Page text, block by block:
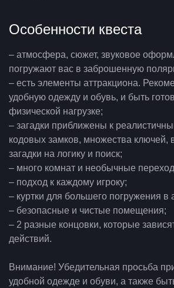
Особенности квеста
– атмосфера, сюжет, звуковое
погружают вас в заброшенную
– есть элементы аттракциона.
удобную одежду и обувь, и быть
физической нагрузке;
– загадки приближены к
кодовых замков, множества ключей,
загадки на логику и поиск;
– много комнат и необычные
– подход к каждому игроку;
– куртки для большего погружения в
– безопасные и чистые помещения;
– 2 разные концовки, которые
действий.
Внимание! Убедительная просьба
удобной одежде и обуви, а также